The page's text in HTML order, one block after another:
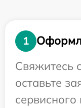
1
Свяжитесь
оставьте
сервисного